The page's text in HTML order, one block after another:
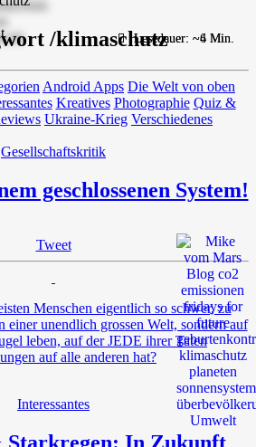
/klimaschutz
Android Apps Die Welt von oben
Kreatives Photographie Quiz &
Ukraine-Krieg Verschiedenes
Gesellschaftskritik
geschlossenen System!
Tweet
Lesedauer: ~4 Min.
Menschen eigentlich so schwer, zu
einer unendlich grossen Welt, sondern auf
leben, auf der JEDE ihrer Taten
auf alle anderen hat?
Interessantes
Starkregen: In Zukunft
Lesedauer: ~6 Min.